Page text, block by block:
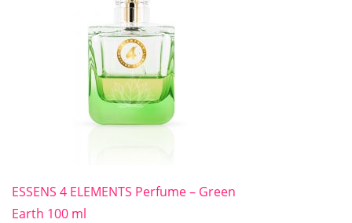
ESSENS 4 ELEMENTS Perfume – Green
Earth 100 ml